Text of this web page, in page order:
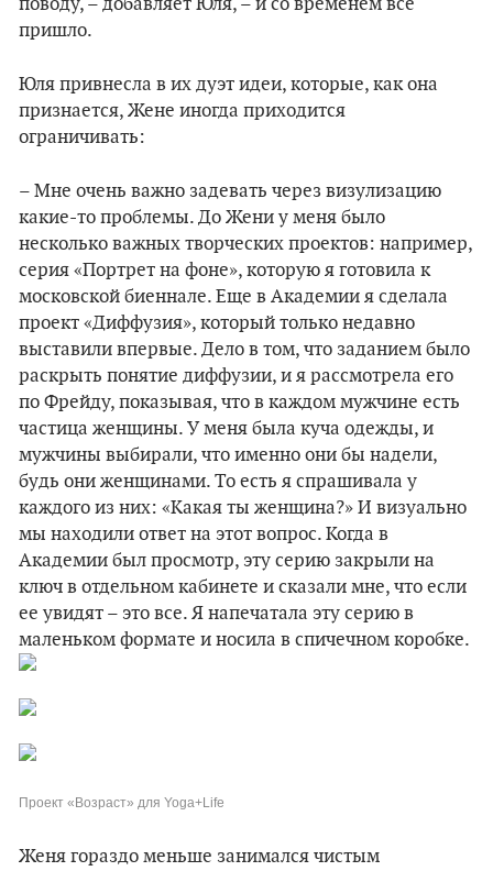
поводу, – добавляет Юля, – и со временем все
пришло.
Юля привнесла в их дуэт идеи, которые, как она
признается, Жене иногда приходится
ограничивать:
– Мне очень важно задевать через визулизацию
какие-то проблемы. До Жени у меня было
несколько важных творческих проектов: например,
серия «Портрет на фоне», которую я готовила к
московской биеннале. Еще в Академии я сделала
проект «Диффузия», который только недавно
выставили впервые. Дело в том, что заданием было
раскрыть понятие диффузии, и я рассмотрела его
по Фрейду, показывая, что в каждом мужчине есть
частица женщины. У меня была куча одежды, и
мужчины выбирали, что именно они бы надели,
будь они женщинами. То есть я спрашивала у
каждого из них: «Какая ты женщина?» И визуально
мы находили ответ на этот вопрос. Когда в
Академии был просмотр, эту серию закрыли на
ключ в отдельном кабинете и сказали мне, что если
ее увидят – это все. Я напечатала эту серию в
маленьком формате и носила в спичечном коробке.
Проект «Возраст» для Yoga+Life
Женя гораздо меньше занимался чистым